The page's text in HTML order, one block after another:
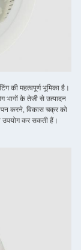
की महत्वपूर्ण भूमिका है।
भागों के तेजी से उत्पादन
करने, विकास चक्र को
उपयोग कर सकती हैं।